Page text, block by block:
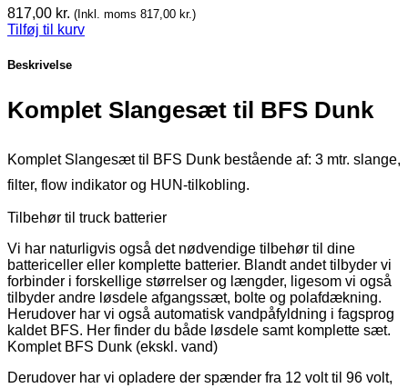
817,00 kr. (Inkl. moms 817,00 kr.)
Tilføj til kurv
Beskrivelse
Komplet Slangesæt til BFS Dunk
Komplet Slangesæt til BFS Dunk bestående af: 3 mtr. slange,
filter, flow indikator og HUN-tilkobling.
Tilbehør til truck batterier
Vi har naturligvis også det nødvendige tilbehør til dine
battericeller eller komplette batterier. Blandt andet tilbyder vi
forbinder i forskellige størrelser og længder, ligesom vi også
tilbyder andre løsdele afgangssæt, bolte og polafdækning.
Herudover har vi også automatisk vandpåfyldning i fagsprog
kaldet BFS. Her finder du både løsdele samt komplette sæt.
Komplet BFS Dunk (ekskl. vand)
Derudover har vi opladere der spænder fra 12 volt til 96 volt,